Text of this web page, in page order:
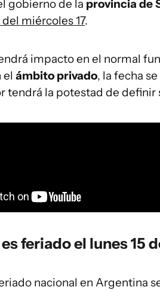
gobierno de la provincia de
miércoles 17.
impacto en el normal
el ámbito privado, la fecha
tendrá la potestad de definir
feriado el lunes 15
nacional en Argentina